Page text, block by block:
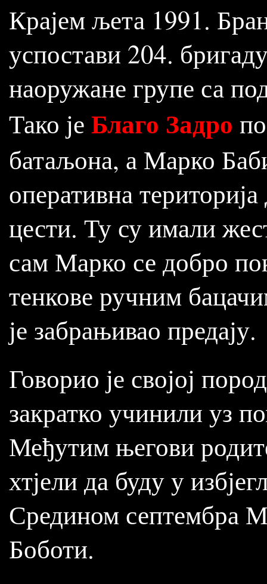
Крајем љета 1991.
успостави 204.
наоружане групе са
Тако је Благо Задро
батаљона, а Марко
оперативна
цести. Ту су имали
сам Марко се добро
тенкове ручним
је забрањивао предају.
Говорио је својој
закратко учинили уз
Међутим његови
хтјели да буду у
Средином септембра
Боботи.